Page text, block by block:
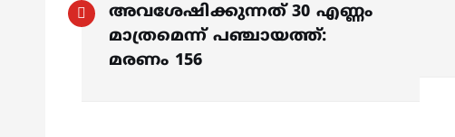
അവശേഷിക്കുന്നത് 30 എണ്ണം
മാത്രമെന്ന് പഞ്ചായത്ത്:
മരണം 156